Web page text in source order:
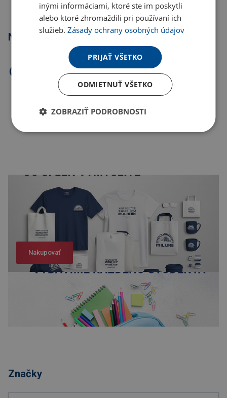
Najpredávanejšie
Nakupovať
Značky
inými informáciami, ktoré ste im poskytli
alebo ktoré zhromaždili pri používaní ich
služieb.Zásady ochrany osobných údajov
PRIJAŤ VŠETKO
ODMIETNUŤ VŠETKO
ZOBRAZIŤ PODROBNOSTI